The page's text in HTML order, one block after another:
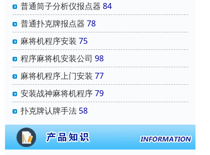
普通筒子分析仪报点器 84
普通扑克牌报点器 78
麻将机程序安装 75
程序麻将机安装公司 98
麻将机程序上门安装 77
安装战神麻将机程序79
扑克牌认牌手法 58